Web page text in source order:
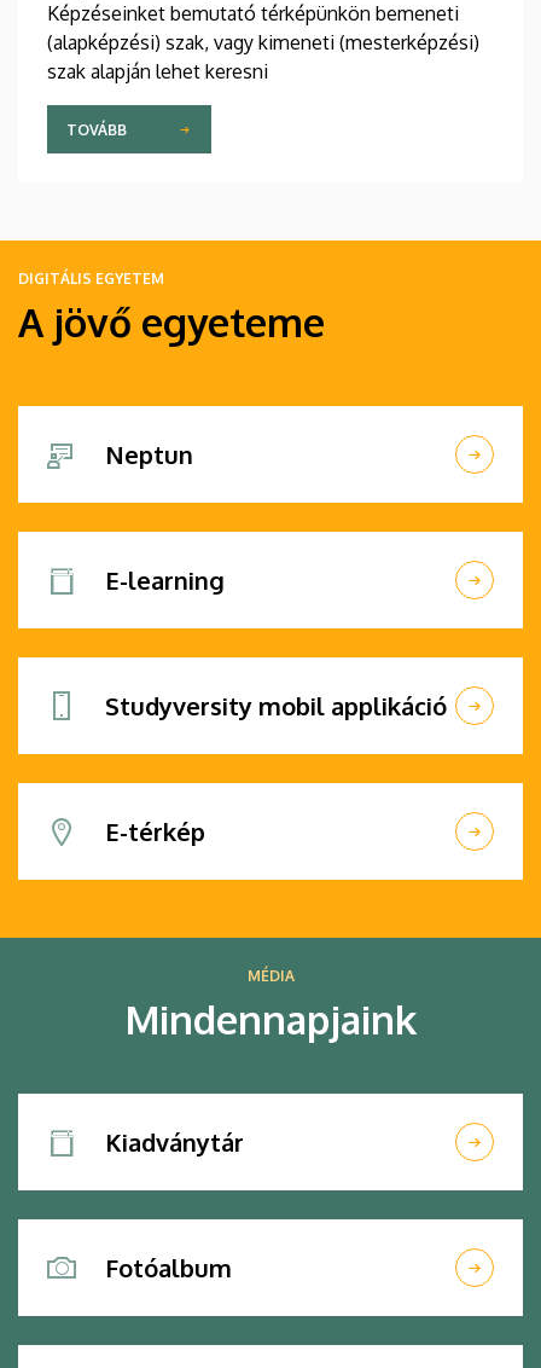
Képzéseinket bemutató térképünkön bemeneti
(alapképzési) szak, vagy kimeneti (mesterképzési)
szak alapján lehet keresni
TOVÁBB
DIGITÁLIS EGYETEM
A jövő egyeteme
Neptun
E-learning
Studyversity mobil applikáció
E-térkép
MÉDIA
Mindennapjaink
Kiadványtár
Fotóalbum